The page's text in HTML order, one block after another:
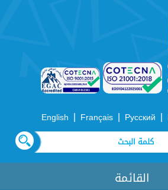
|
Русский
|
Français
|
English
القائمة